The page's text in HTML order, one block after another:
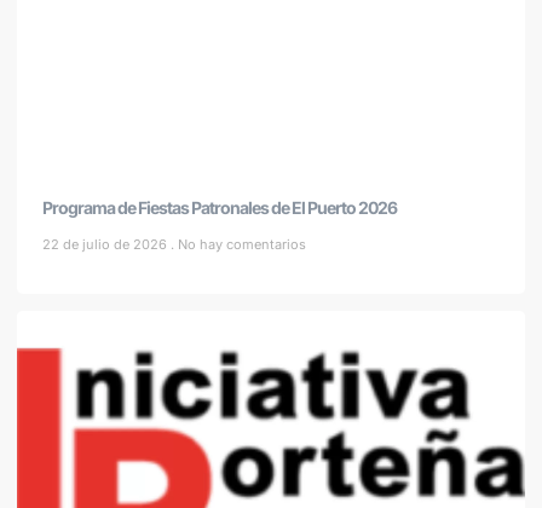
Programa de Fiestas Patronales de El Puerto 2026
22 de julio de 2026 No hay comentarios